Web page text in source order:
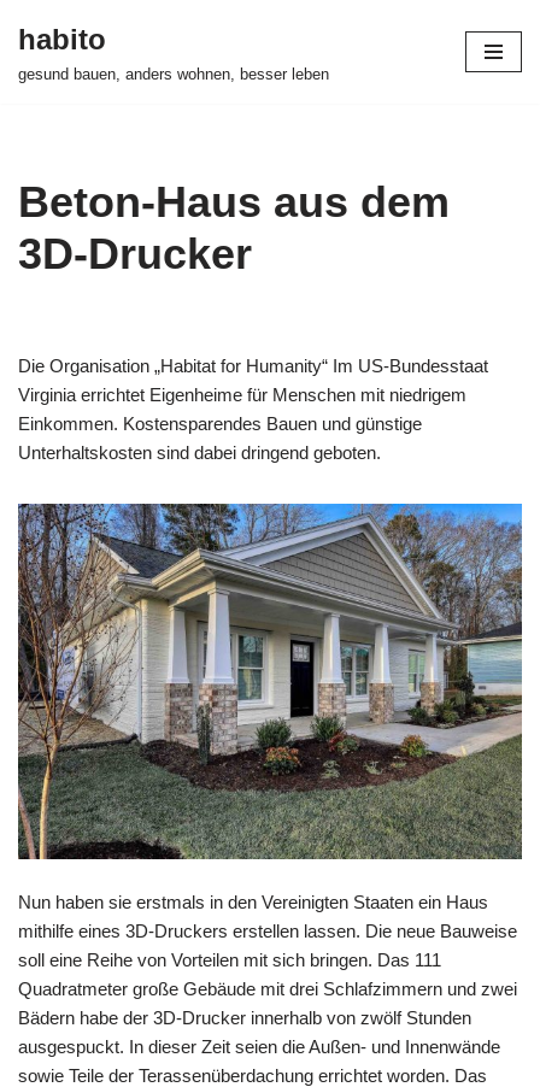
habito
gesund bauen, anders wohnen, besser leben
Beton-Haus aus dem
3D-Drucker
Die Organisation „Habitat for Humanity“ Im US-Bundesstaat
Virginia errichtet Eigenheime für Menschen mit niedrigem
Einkommen. Kostensparendes Bauen und günstige
Unterhaltskosten sind dabei dringend geboten.
Nun haben sie erstmals in den Vereinigten Staaten ein Haus
mithilfe eines 3D-Druckers erstellen lassen. Die neue Bauweise
soll eine Reihe von Vorteilen mit sich bringen. Das 111
Quadratmeter große Gebäude mit drei Schlafzimmern und zwei
Bädern habe der 3D-Drucker innerhalb von zwölf Stunden
ausgespuckt. In dieser Zeit seien die Außen- und Innenwände
sowie Teile der Terassenüberdachung errichtet worden. Das